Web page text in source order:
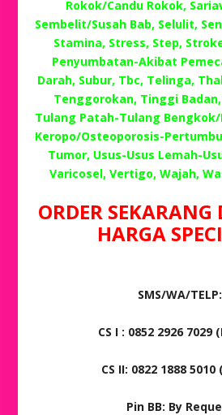
Rokok/Candu Rokok,
Sembelit/Susah Bab, Selulit,
Stamina, Stress, Step,
Penyumbatan-Akibat
Darah, Subur, Tbc, Telinga,
Tenggorokan, Tinggi
Tulang Patah-Tulang
Keropo/Osteoporosis-
Tumor, Usus-Usus Lemah-
Varicosel, Vertigo, Wajah,
ORDER
HARGA
SMS/WA/TELP:
CS I : 0852 2926 7029
CS II: 0822 1888
Pin BB: By